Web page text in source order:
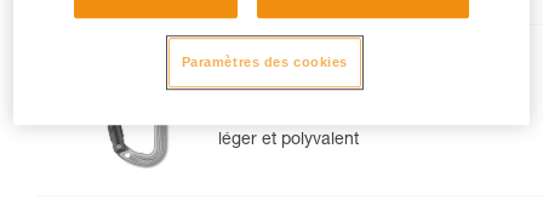
léger et polyvalent
Paramètres des cookies